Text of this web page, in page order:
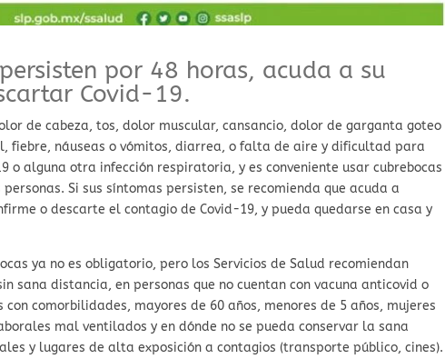
por 48 horas, acuda a su
Covid-19.
de cabeza, tos, dolor muscular, cansancio, dolor de garganta goteo
fiebre, náuseas o vómitos, diarrea, o falta de aire y dificultad para
o alguna otra infección respiratoria, y es conveniente usar cubrebocas
Si sus síntomas persisten, se recomienda que acuda a
o descarte el contagio de Covid-19, y pueda quedarse en casa y
ya no es obligatorio, pero los Servicios de Salud recomiendan
sana distancia, en personas que no cuentan con vacuna anticovid o
con comorbilidades, mayores de 60 años, menores de 5 años, mujeres
mal ventilados y en dónde no se pueda conservar la sana
y lugares de alta exposición a contagios (transporte público, cines).